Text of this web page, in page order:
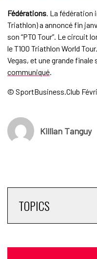
Fédérations. La fédération
Triathlon) a annoncé fin
son “PTO Tour”. Le circuit
le T100 Triathlon World
Vegas, et une grande
communiqué.
© SportBusiness.Club
Killian Tanguy
TOPICS